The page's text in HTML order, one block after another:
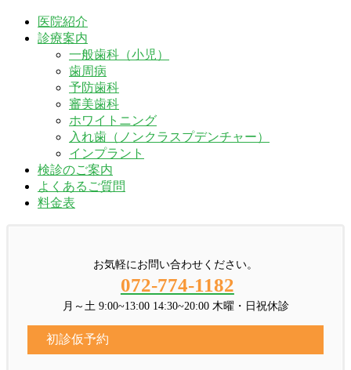
医院紹介
診療案内
一般歯科（小児）
歯周病
予防歯科
審美歯科
ホワイトニング
入れ歯（ノンクラスプデンチャー）
インプラント
検診のご案内
よくあるご質問
料金表
お気軽にお問い合わせください。
072-774-1182
月～土 9:00~13:00 14:30~20:00 木曜・日祝休診
初診仮予約